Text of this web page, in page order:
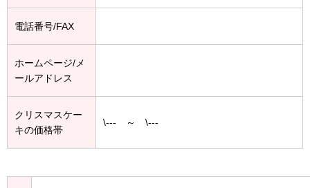
電話番号/FAX
ホームページ/メ
ールアドレス
クリスマスケー
キの価格帯
\--- ～ \---